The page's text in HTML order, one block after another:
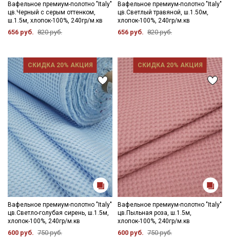
Вафельное премиум-полотно "Italy"
цв.Черный с серым оттенком,
ш.1.5м, хлопок-100%, 240гр/м.кв
656 руб. 820 руб.
Вафельное премиум-полотно "Italy"
цв.Светлый травяной, ш.1.50м,
хлопок-100%, 240гр/м.кв
656 руб. 820 руб.
СКИДКА 20% АКЦИЯ
Вафельное премиум-полотно "Italy"
цв.Светло-голубая сирень, ш.1.5м,
хлопок-100%, 240гр/м.кв
600 руб. 750 руб.
СКИДКА 20% АКЦИЯ
Вафельное премиум-полотно "Italy"
цв.Пыльная роза, ш.1.5м,
хлопок-100%, 240гр/м.кв
600 руб. 750 руб.